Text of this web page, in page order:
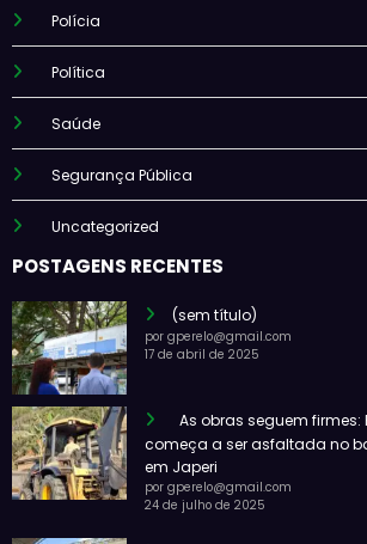
Polícia
Política
Saúde
Segurança Pública
Uncategorized
POSTAGENS RECENTES
(sem título)
por gperelo@gmail.com
17 de abril de 2025
As obras seguem firmes:
começa a ser asfaltada no
em Japeri
por gperelo@gmail.com
24 de julho de 2025